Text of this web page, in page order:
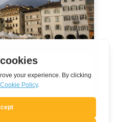
da unidade